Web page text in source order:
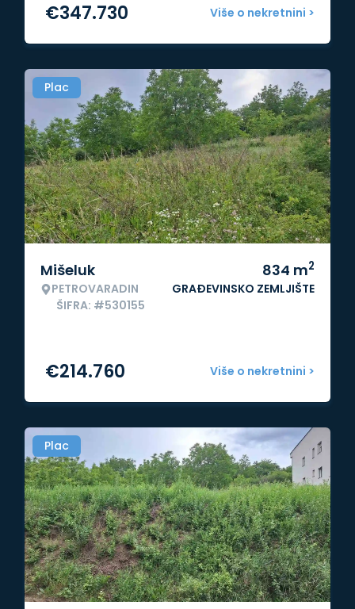
Više o nekretnini >
€347.730
Plac
Mišeluk
PETROVARADIN
ŠIFRA: #530155
834 m2
GRAĐEVINSKO ZEMLJIŠTE
Više o nekretnini >
€214.760
Plac